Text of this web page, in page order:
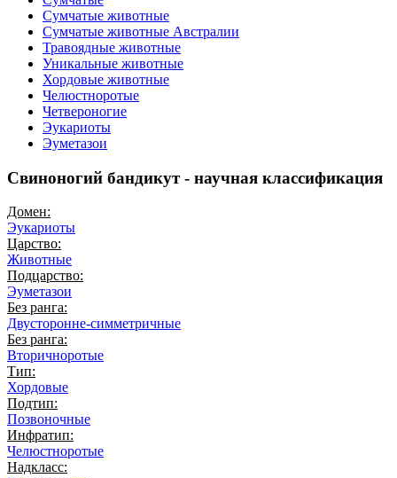
Сумчатые животные
Сумчатые животные Австралии
Травоядные животные
Уникальные животные
Хордовые животные
Челюстноротые
Четвероногие
Эукариоты
Эуметазои
Свиноногий бандикут - научная классификация
Домен:
Эукариоты
Царство:
Животные
Подцарство:
Эуметазои
Без ранга:
Двусторонне-симметричные
Без ранга:
Вторичноротые
Тип:
Хордовые
Подтип:
Позвоночные
Инфратип:
Челюстноротые
Надкласс: